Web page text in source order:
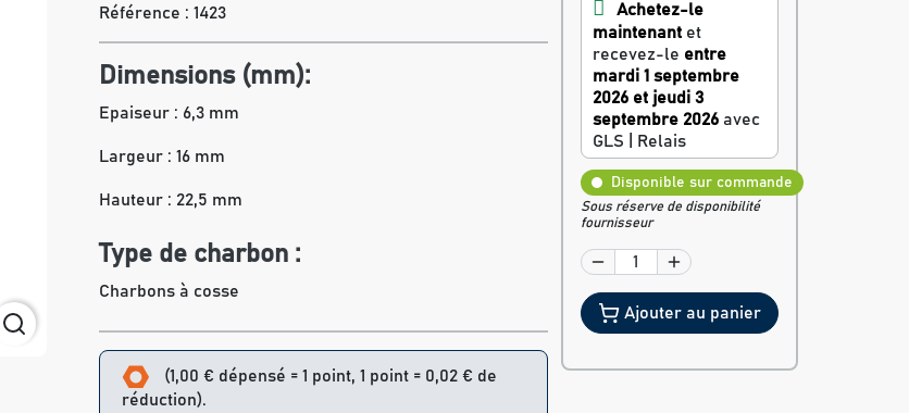
Référence : 1423
Dimensions (mm):
Epaiseur : 6,3 mm
Largeur : 16 mm
Hauteur : 22,5 mm
Type de charbon :
Charbons à cosse
(1,00 € dépensé = 1 point, 1 point = 0,02 € de
réduction).
Achetez-le
maintenantet
recevez-le entre
mardi 1 septembre
2026 et jeudi 3
septembre 2026 avec
GLS | Relais
Disponible sur commande
Sous réserve de disponibilité
fournisseur
Ajouter au panier